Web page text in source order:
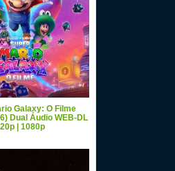
Galaxy: O Filme
Dual Áudio WEB-DL
| 1080p